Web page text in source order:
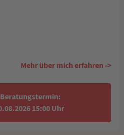
Mehr über mich erfahren ->
15:00 Uhr